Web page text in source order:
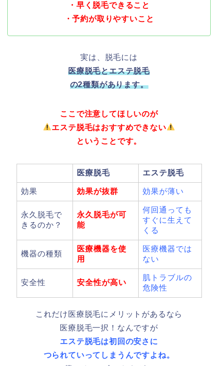
・早く脱毛できること
・予約が取りやすいこと
実は、脱毛には
医療脱毛とエステ脱毛
の2種類があります。
ここで注意してほしいのが
エステ脱毛はおすすめできない
ということです。
医療脱毛 エステ脱毛
効果 効果が抜群 効果が薄い
永久脱毛で
きるのか？
永久脱毛が可
能
何回通っても
すぐに生えて
くる
機器の種類
医療機器を使
用
医療機器では
ない
安全性 安全性が高い
肌トラブルの
危険性
これだけ医療脱毛にメリットがあるなら
医療脱毛一択！なんですが
エステ脱毛は初回の安さに
つられていってしまうんですよね。